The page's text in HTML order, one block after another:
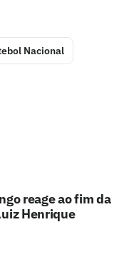
Nacional
reage ao fim da
Henrique